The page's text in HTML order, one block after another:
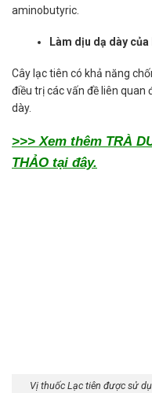
aminobutyric.
Làm dịu dạ dày của
Cây lạc tiên có khả năng
điều trị các vấn đề liên quan
dày.
>>> Xem thêm TRÀ
THẢO tại đây.
Vị thuốc Lạc tiên được sử